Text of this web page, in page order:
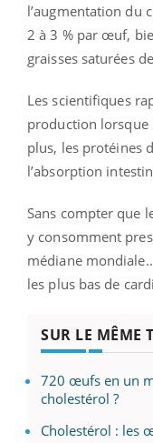
l’augmentation du
2 à 3 % par œuf,
graisses saturées
Les scientifiques
production lorsque
plus, les protéines
l’absorption
Sans compter que
y consomment
médiane
les plus bas de
SUR LE MÊME
720 œufs en un
cholestérol ?
Cholestérol : les